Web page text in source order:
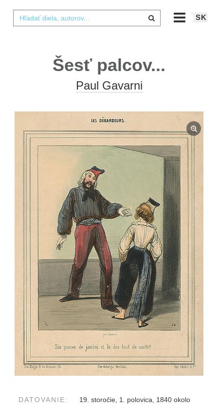
SK
Šesť palcov...
Paul Gavarni
DATOVANIE: 19. storočie, 1. polovica, 1840 okolo